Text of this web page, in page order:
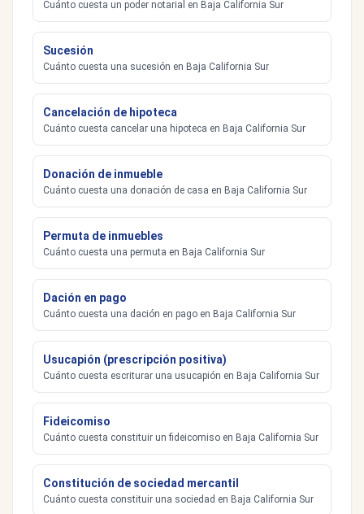
Cuánto cuesta un poder notarial en Baja California Sur
Sucesión
Cuánto cuesta una sucesión en Baja California Sur
Cancelación de hipoteca
Cuánto cuesta cancelar una hipoteca en Baja California Sur
Donación de inmueble
Cuánto cuesta una donación de casa en Baja California Sur
Permuta de inmuebles
Cuánto cuesta una permuta en Baja California Sur
Dación en pago
Cuánto cuesta una dación en pago en Baja California Sur
Usucapión (prescripción positiva)
Cuánto cuesta escriturar una usucapión en Baja California Sur
Fideicomiso
Cuánto cuesta constituir un fideicomiso en Baja California Sur
Constitución de sociedad mercantil
Cuánto cuesta constituir una sociedad en Baja California Sur